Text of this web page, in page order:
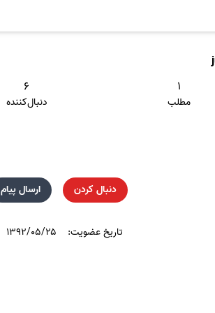
۱
مطلب
۶
دنبال‌کننده
دنبال کردن ارسال پیام
تاریخ عضویت: ۱۳۹۲/۰۵/۲۵